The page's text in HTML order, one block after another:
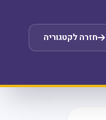
חזרה לקטגוריה